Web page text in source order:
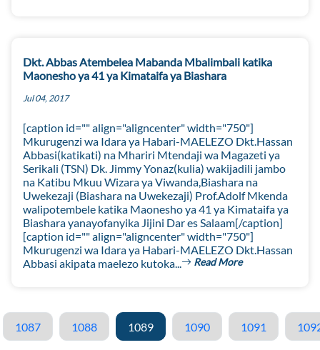
Dkt. Abbas Atembelea Mabanda Mbalimbali katika
Maonesho ya 41 ya Kimataifa ya Biashara
Jul 04, 2017
[caption id="" align="aligncenter" width="750"]
Mkurugenzi wa Idara ya Habari-MAELEZO Dkt.Hassan
Abbasi(katikati) na Mhariri Mtendaji wa Magazeti ya
Serikali (TSN) Dk. Jimmy Yonaz(kulia) wakijadili jambo
na Katibu Mkuu Wizara ya Viwanda,Biashara na
Uwekezaji (Biashara na Uwekezaji) Prof.Adolf Mkenda
walipotembele katika Maonesho ya 41 ya Kimataifa ya
Biashara yanayofanyika Jijini Dar es Salaam[/caption]
[caption id="" align="aligncenter" width="750"]
Mkurugenzi wa Idara ya Habari-MAELEZO Dkt.Hassan
Abbasi akipata maelezo kutoka...
Read More
1087 1088 1089 1090 1091